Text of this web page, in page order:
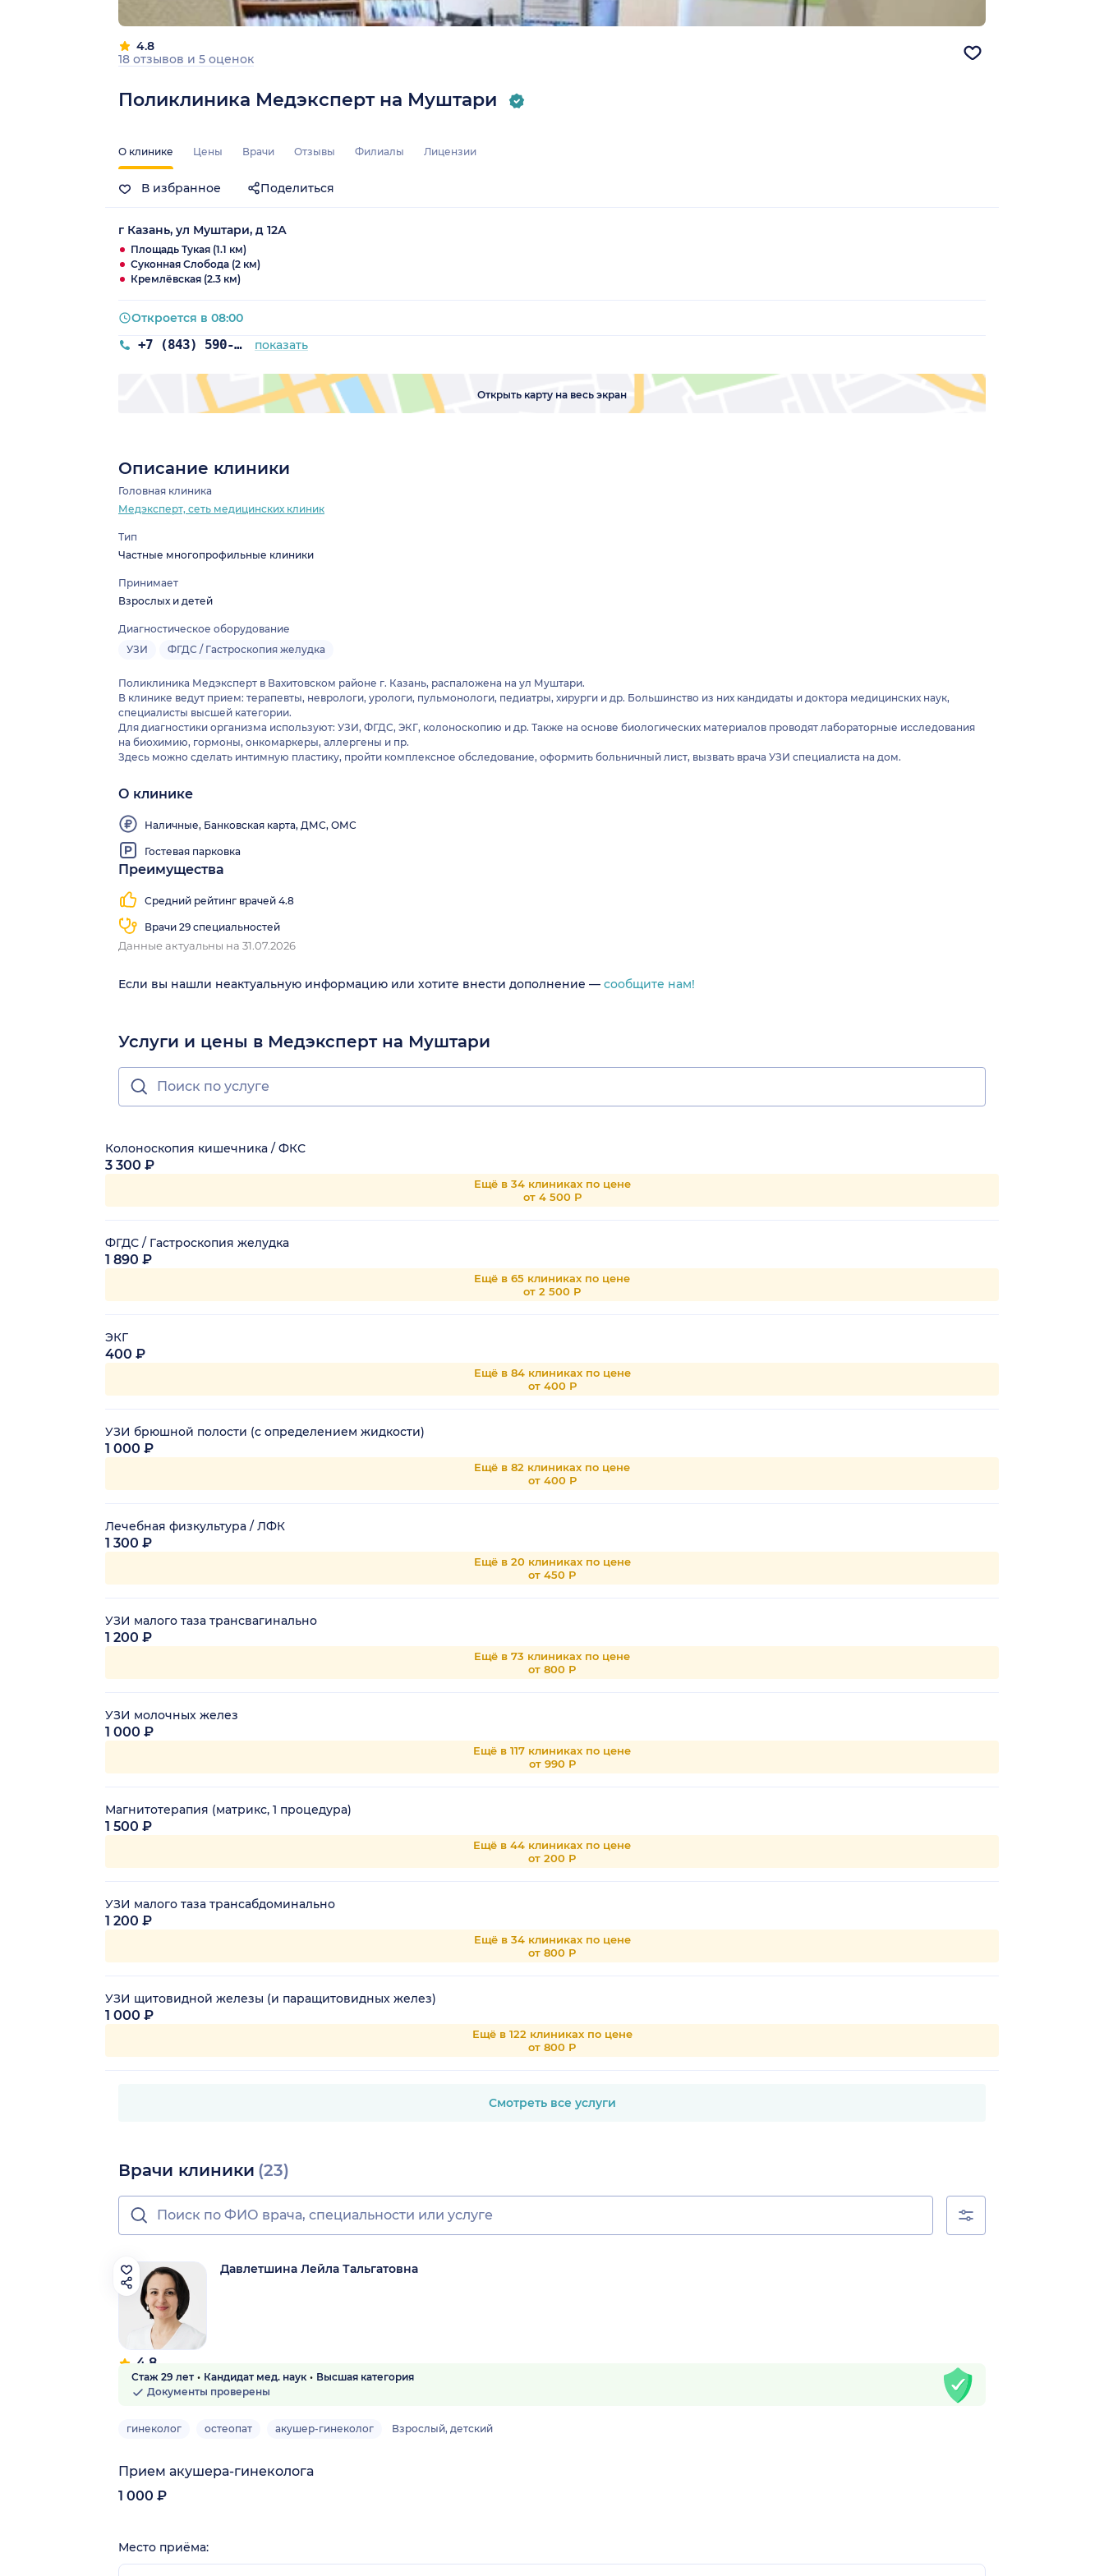
Поликлиника Медэксперт на Муштари
4.8
18 отзывов и 5 оценок
О клинике Цены Врачи Отзывы Филиалы Лицензии
В избранное Поделиться
г Казань, ул Муштари, д 12А
Площадь Тукая (1.1 км)
Суконная Слобода (2 км)
Кремлёвская (2.3 км)
+7 (843) 590-33-33 показать
Откроется в 08:00
Открыть карту на весь экран
Описание клиники
Головная клиника
Медэксперт, сеть медицинских клиник
Тип
Частные многопрофильные клиники
Принимает
Взрослых и детей
Диагностическое оборудование
УЗИ
ФГДС / Гастроскопия желудка
Поликлиника Медэксперт в Вахитовском районе г. Казань, распаложена на ул Муштари.
В клинике ведут прием: терапевты, неврологи, урологи, пульмонологи, педиатры, хирурги и др. Большинство из них кандидаты и доктора медицинских наук,
специалисты высшей категории.
Для диагностики организма используют: УЗИ, ФГДС, ЭКГ, колоноскопию и др. Также на основе биологических материалов проводят лабораторные исследования
на биохимию, гормоны, онкомаркеры, аллергены и пр.
Здесь можно сделать интимную пластику, пройти комплексное обследование, оформить больничный лист, вызвать врача УЗИ специалиста на дом.
О клинике
Наличные, Банковская карта, ДМС, ОМС
Гостевая парковка
Преимущества
Средний рейтинг врачей 4.8
Врачи 29 специальностей
Данные актуальны на 31.07.2026
Если вы нашли неактуальную информацию или хотите внести дополнение — сообщите нам!
Услуги и цены в Медэксперт на Муштари
Колоноскопия кишечника / ФКС
3 300 ₽
Ещё в 34 клиниках по цене
от 4 500 Р
ФГДС / Гастроскопия желудка
1 890 ₽
Ещё в 65 клиниках по цене
от 2 500 Р
ЭКГ
400 ₽
Ещё в 84 клиниках по цене
от 400 Р
УЗИ брюшной полости (с определением жидкости)
1 000 ₽
Ещё в 82 клиниках по цене
от 400 Р
Лечебная физкультура / ЛФК
1 300 ₽
Ещё в 20 клиниках по цене
от 450 Р
УЗИ малого таза трансвагинально
1 200 ₽
Ещё в 73 клиниках по цене
от 800 Р
УЗИ молочных желез
1 000 ₽
Ещё в 117 клиниках по цене
от 990 Р
Магнитотерапия (матрикс, 1 процедура)
1 500 ₽
Ещё в 44 клиниках по цене
от 200 Р
УЗИ малого таза трансабдоминально
1 200 ₽
Ещё в 34 клиниках по цене
от 800 Р
УЗИ щитовидной железы (и паращитовидных желез)
1 000 ₽
Ещё в 122 клиниках по цене
от 800 Р
Смотреть все услуги
Врачи клиники (23)
4.8
63 отзыва
Давлетшина Лейла Тальгатовна
Стаж 29 лет Кандидат мед. наук
Высшая категория
Документы проверены
гинеколог остеопат акушер-гинеколог Взрослый, детский
Прием акушера-гинеколога
1 000 ₽
Место приёма: